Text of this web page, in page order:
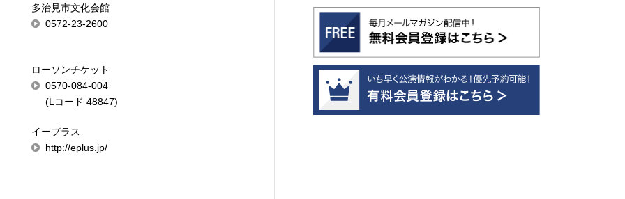
多治見市文化会館
0572-23-2600
ローソンチケット
0570-084-004
(Lコード 48847)
イープラス
http://eplus.jp/